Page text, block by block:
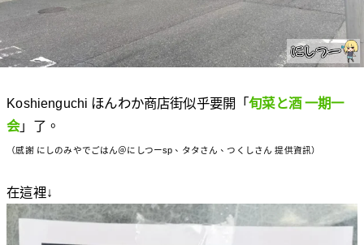
Koshienguchi ほんわか商店街似乎要開「旬菜と酒 一期一
会」了。
（感謝 にしのみやでごはん＠にしつーsp、タタさん、つくしさん 提供資訊）
在這裡↓